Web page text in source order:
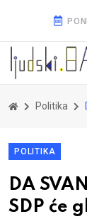
Politika
POLITIKA
DA
SDP će